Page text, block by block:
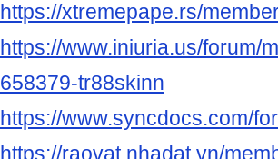
https://xtremepape.rs/
https://www.iniuria.us/forum/
658379-tr88skinn
https://www.syncdocs.com/
https://raovat.nhadat.vn/